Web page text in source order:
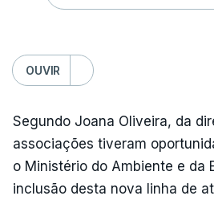
OUVIR
Segundo Joana Oliveira, da
associações tiveram
o Ministério do Ambiente e da
inclusão desta nova linha de